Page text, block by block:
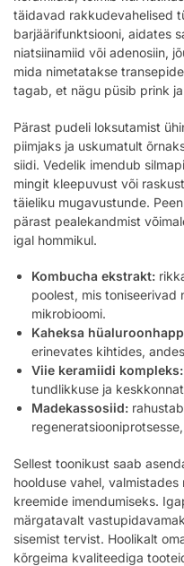
täidavad rakkudevahelised
barjäärifunktsiooni, aidates
niatsiinamiid või adenosiin,
mida nimetatakse
tagab, et nägu püsib prink
Pärast pudeli loksutamist
piimjaks ja uskumatult
siidi. Vedelik imendub
mingit kleepuvust või
täieliku mugavustunde.
pärast pealekandmist
igal hommikul.
Kombucha ekstrakt:
poolest, mis toniseerivad
mikrobioomi.
Kaheksa
erinevates kihtides,
Viie keramiidi kompleks:
tundlikkuse ja
Madekassosiid:
Sellest toonikust saab
hoolduse vahel,
kreemide imendumiseks.
märgatavalt
sisemist tervist. Hoolikalt
kõrgeima kvaliteediga